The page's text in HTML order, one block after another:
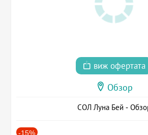
виж офертата
Обзор
СОЛ Луна Бей -
-15%